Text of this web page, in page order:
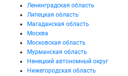
Ленинградская область
Липецкая область
Магаданская область
Москва
Московская область
Мурманская область
Ненецкий автономный округ
Нижегородская область